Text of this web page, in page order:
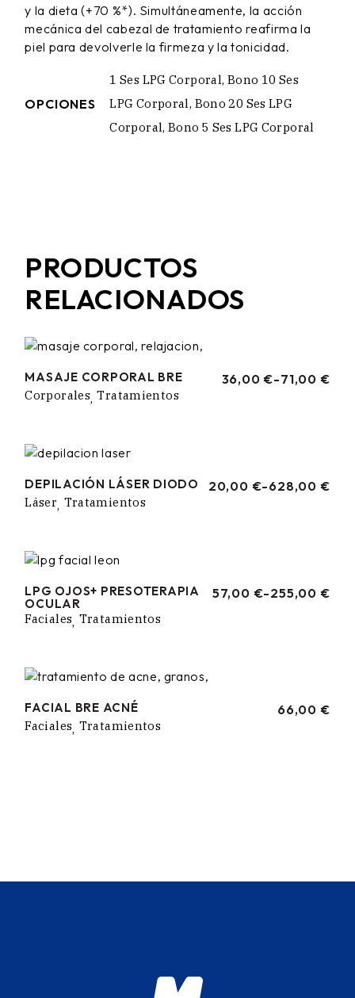
y la dieta (+70 %*). Simultáneamente, la acción
mecánica del cabezal de tratamiento reafirma la
piel para devolverle la firmeza y la tonicidad.
OPCIONES
1 Ses LPG Corporal, Bono 10 Ses
LPG Corporal, Bono 20 Ses LPG
Corporal, Bono 5 Ses LPG Corporal
PRODUCTOS
RELACIONADOS
MASAJE CORPORAL BRE 36,00 €-71,00 €
RANGO
Corporales Tratamientos
DEPILACIÓN LÁSER DIODO 20,00 €-628,00 €
RANGO
Láser Tratamientos
LPG OJOS+ PRESOTERAPIA
OCULAR
57,00 €-255,00 €
RANGO
Faciales Tratamientos
FACIAL BRE ACNÉ 66,00 €
Faciales Tratamientos